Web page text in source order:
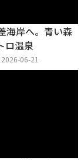
海岸へ。青い森
ロ温泉
06-21